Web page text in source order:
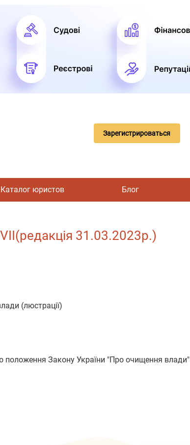
Зарегистрироваться
Каталог юристов Блог
31.03.2023р.)
(люстрації)
положення Закону України "Про очищення влади"